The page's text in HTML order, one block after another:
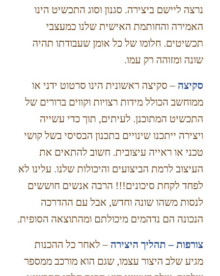
נרצה ליישם ביצירה. סגנון וסוג התכשיט הינו
האמירה והחותמת האישית שלנו כמעצבי
תכשיטים. חלומו של כל אומן שעבודתו תהיה
שונה ומזוהה רק עמו.
סקיצה – סקיצה ראשונית הינו סרטוט ידני או
ממוחשב הכולל מידות רצויות וקווים ברורים של
התכשיט המתוכנן. לעיתים, תוך כדי עשייה
ויצירה ייתכנו שינויים בתכנון הבסיסי בשל קושי
טכני או ראייה עיצובית. חשוב להתאים את
העיצוב לרמת הביצועים והיכולות שלנו. עלינו לא
לפחד לקחת סיכונים!!! הרבה אנשים חוששים
לנסות משהו שונה וחדש, אבל עם ההדרכה
הנכונה הם נדהמים מיכולתם ומהתוצאה הסופית.
צורפות – תהליך היצירה – לאחר כל ההכנות
מגיע שלב היצור עצמו, שגם הוא מורכב ממספר